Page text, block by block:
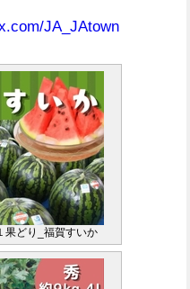
JA_JAtown
果どり_福賀すいか